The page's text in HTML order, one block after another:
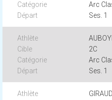
Arc
Ses. 1
2C
Arc
Ses. 1